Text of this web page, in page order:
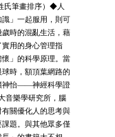
氏筆畫排序）◆人
」一起服用，則可
時的混亂生活，藉
用的身心管理指
」的科學原理。當
時，額頂葉網路的
神怡——神經科學證
音樂學研究所，腦
關優化人的思考與
題。與其他眾多僅